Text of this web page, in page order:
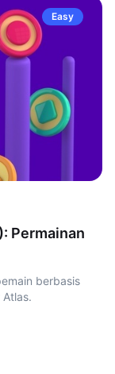
Easy
Permainan
berbasis